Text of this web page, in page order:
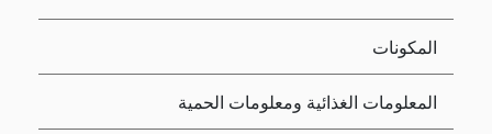
المكونات
المعلومات الغذائية ومعلومات الحمية